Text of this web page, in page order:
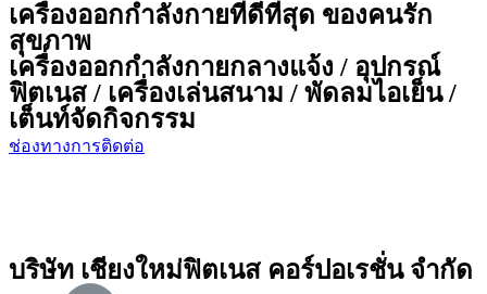
เครื่องออกกำลังกายที่ดีที่สุด ของคนรัก
สุขภาพ
เครื่องออกกำลังกายกลางแจ้ง / อุปกรณ์
ฟิตเนส / เครื่องเล่นสนาม / พัดลมไอเย็น /
เต็นท์จัดกิจกรรม
ช่องทางการติดต่อ
บริษัท เชียงใหม่ฟิตเนส คอร์ปอเรชั่น จำกัด